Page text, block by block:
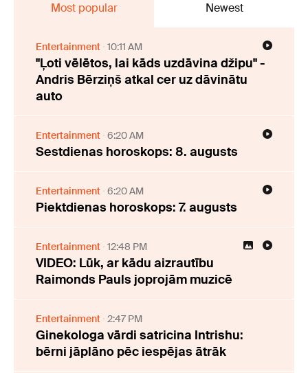
Most popular Newest
Entertainment 10:11 AM
"Ļoti vēlētos, lai kāds uzdāvina džipu" -
Andris Bērziņš atkal cer uz dāvinātu
auto
Entertainment 6:20 AM
Sestdienas horoskops: 8. augusts
Entertainment 6:20 AM
Piektdienas horoskops: 7. augusts
Entertainment 12:48 PM
VIDEO: Lūk, ar kādu aizrautību
Raimonds Pauls joprojām muzicē
Entertainment 2:47 PM
Ginekologa vārdi satricina Intrishu:
bērni jāplāno pēc iespējas ātrāk